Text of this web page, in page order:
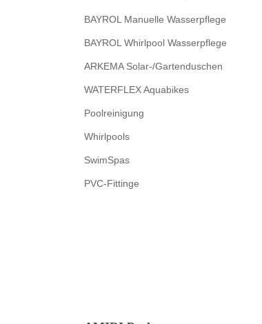
BAYROL Manuelle Wasserpflege
BAYROL Whirlpool Wasserpflege
ARKEMA Solar-/Gartenduschen
WATERFLEX Aquabikes
Poolreinigung
Whirlpools
SwimSpas
PVC-Fittinge